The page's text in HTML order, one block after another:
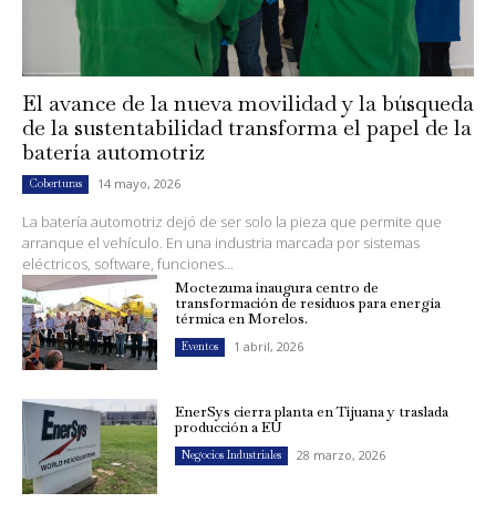
El avance de la nueva movilidad y la búsqueda
de la sustentabilidad transforma el papel de la
batería automotriz
Coberturas 14 mayo, 2026
La batería automotriz dejó de ser solo la pieza que permite que
arranque el vehículo. En una industria marcada por sistemas
eléctricos, software, funciones...
Moctezuma inaugura centro de
transformación de residuos para energía
térmica en Morelos.
Eventos 1 abril, 2026
EnerSys cierra planta en Tijuana y traslada
producción a EU
Negocios Industriales 28 marzo, 2026